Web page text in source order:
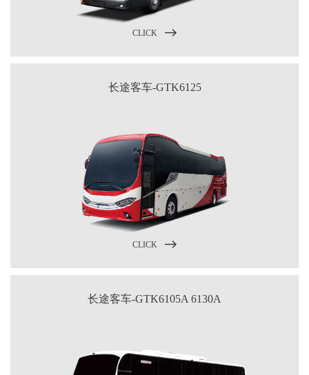
CLICK
长途客车-GTK6125
CLICK
长途客车-GTK6105A 6130A